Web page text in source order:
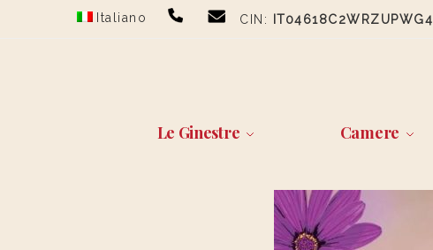
Italiano CIN: IT04618C2WRZUPWG4
Le Ginestre Camere